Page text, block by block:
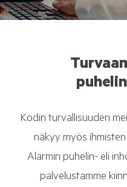
Kodin turvallisuuden
näkyy myös
Alarmin puhelin- eli
palvelustamme